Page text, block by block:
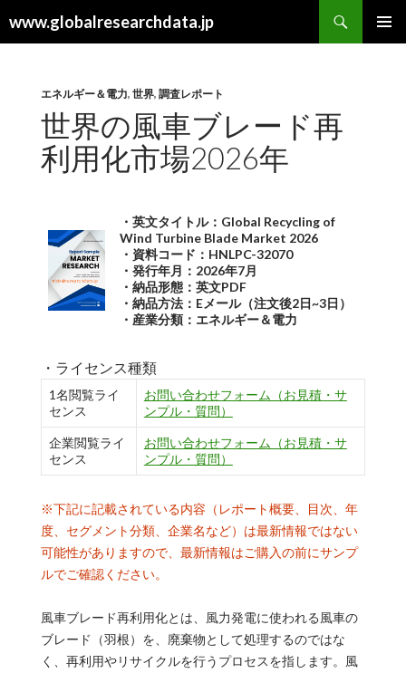
www.globalresearchdata.jp
索
エネルギー＆電力, 世界, 調査レポート
世界の風車ブレード再
利用化市場2026年
・英文タイトル：Global Recycling of
Wind Turbine Blade Market 2026
・資料コード：HNLPC-32070
・発行年月：2026年7月
・納品形態：英文PDF
・納品方法：Eメール（注文後2日~3日）
・産業分類：エネルギー＆電力
・ライセンス種類
1名閲覧ライ
センス
お問い合わせフォーム（お見積・サ
ンプル・質問）
企業閲覧ライ
センス
お問い合わせフォーム（お見積・サ
ンプル・質問）
※下記に記載されている内容（レポート概要、目次、年
度、セグメント分類、企業名など）は最新情報ではない
可能性がありますので、最新情報はご購入の前にサンプ
ルでご確認ください。
風車ブレード再利用化とは、風力発電に使われる風車の
ブレード（羽根）を、廃棄物として処理するのではな
く、再利用やリサイクルを行うプロセスを指します。風